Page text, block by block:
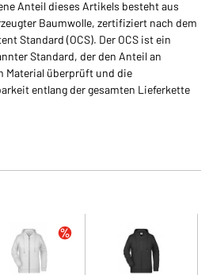
Anteil dieses Artikels besteht aus
Baumwolle, zertifiziert nach dem
Standard (OCS). Der OCS ist ein
Standard, der den Anteil an
Material überprüft und die
entlang der gesamten Lieferkette